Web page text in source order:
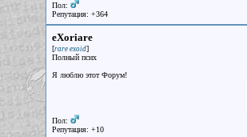
Пол:
Репутация: +364
eXoriare
[rare exoid]
Полный псих
Я люблю этот Форум!
Пол:
Репутация: +10